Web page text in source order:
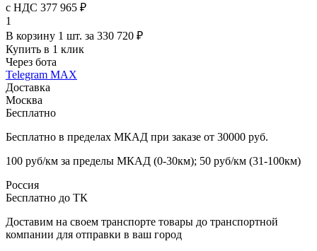
с НДС 377 965 ₽
1
В корзину 1 шт. за 330 720 ₽
Купить в 1 клик
Через бота
Telegram MAX
Доставка
Москва
Бесплатно
Бесплатно в пределах МКАД при заказе от 30000 руб.
100 руб/км за пределы МКАД (0-30км); 50 руб/км (31-100км)
Россия
Бесплатно до ТК
Доставим на своем транспорте товары до транспортной
компании для отправки в ваш город